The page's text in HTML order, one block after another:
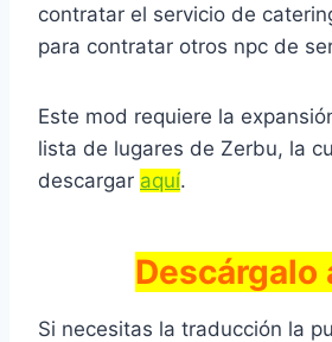
contratar el servicio de
para contratar otros npc de
Este mod requiere la
lista de lugares de Zerbu, la
descargar aquí.
Descárgalo
Si necesitas la traducción la